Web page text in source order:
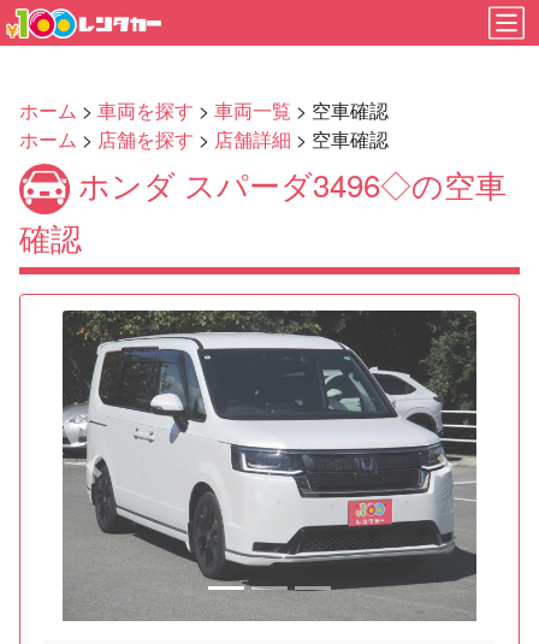
ホーム > 車両を探す > 車両一覧 > 空車確認
ホーム > 店舗を探す > 店舗詳細 > 空車確認
ホンダ スパーダ3496◇の空車
確認
Previous Next